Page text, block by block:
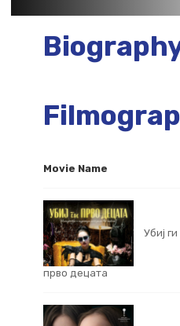
Movie Name
Убиј ги
прво децата